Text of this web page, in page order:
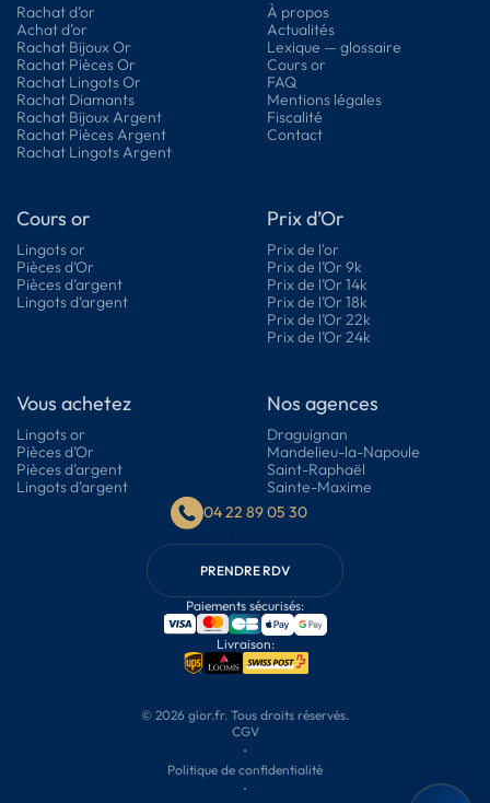
Rachat d’or
Achat d’or
Rachat Bijoux Or
Rachat Pièces Or
Rachat Lingots Or
Rachat Diamants
Rachat Bijoux Argent
Rachat Pièces Argent
Rachat Lingots Argent
À propos
Actualités
Lexique — glossaire
Cours or
FAQ
Mentions légales
Fiscalité
Contact
Cours or
Lingots or
Pièces d’Or
Pièces d’argent
Lingots d’argent
Prix d’Or
Prix de l'or
Prix de l’Or 9k
Prix de l’Or 14k
Prix de l’Or 18k
Prix de l’Or 22k
Prix de l’Or 24k
Vous achetez
Lingots or
Pièces d’Or
Pièces d’argent
Lingots d’argent
Nos agences
Draguignan
Mandelieu-la-Napoule
Saint-Raphaël
Sainte-Maxime
04 22 89 05 30
PRENDRE RDV
Paiements sécurisés:
Livraison:
© 2026 gior.fr. Tous droits réservés.
CGV
·
Politique de confidentialité
·